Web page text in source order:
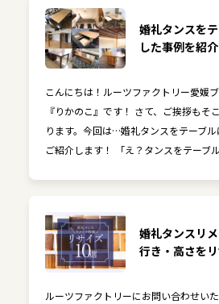
婚礼タンスを
した事例を紹介
こんにちは！ルーツファクトリー愛媛
『りかのこ』です！ さて、ご挨拶もそ
ります。今回は…婚礼タンスをテーブ
ご紹介します！ 「え？タンスをテーブ
婚礼タンスリ
行き・高さを
ルーツファクトリーにお問い合わせい